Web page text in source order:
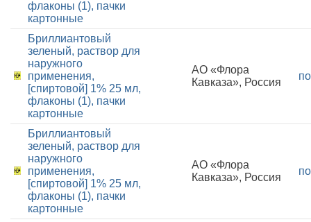
флаконы (1), пачки
картонные
Бриллиантовый
зеленый, раствор для
наружного
применения,
[спиртовой] 1% 25 мл,
флаконы (1), пачки
картонные
АО «Флора
Кавказа», Россия
Бриллиантовый
зеленый, раствор для
наружного
применения,
[спиртовой] 1% 25 мл,
флаконы (1), пачки
картонные
АО «Флора
Кавказа», Россия